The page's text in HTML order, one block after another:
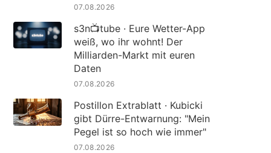
07.08.2026
s3n📺tube · Eure Wetter-App
weiß, wo ihr wohnt! Der
Milliarden-Markt mit euren
Daten
07.08.2026
Postillon Extrablatt · Kubicki
gibt Dürre-Entwarnung: "Mein
Pegel ist so hoch wie immer"
07.08.2026